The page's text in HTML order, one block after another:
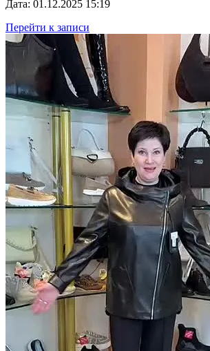
Дата: 01.12.2025 15:19
Перейти к записи